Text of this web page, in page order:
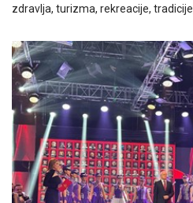
zdravlja, turizma, rekreacije,